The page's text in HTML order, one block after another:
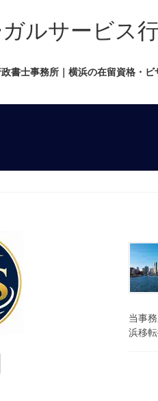
ルサービス
書士事務所｜横浜の在留資格・ビ
当事
浜移